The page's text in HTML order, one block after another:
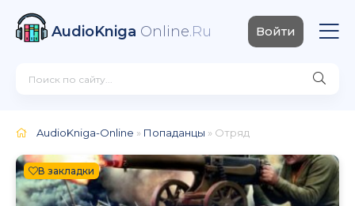
AudioKniga Online.Ru Войти
AudioKniga-Online » Попаданцы » Отряд
В закладки